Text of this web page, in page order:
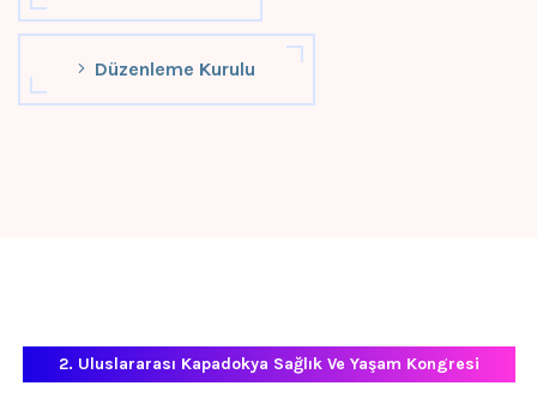
Düzenleme Kurulu
2. Uluslararası Kapadokya Sağlık Ve Yaşam Kongresi